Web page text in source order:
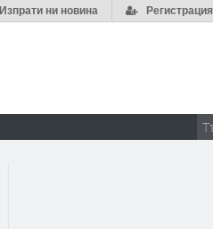
Регистрация
Изпрати ни новина